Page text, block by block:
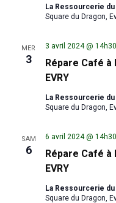
La Ressourcerie
Square du Dragon,
MER
3
Répare Café
EVRY
3 avril 2024 @ 14h30
La Ressourcerie
Square du Dragon,
SAM
6
Répare Café
EVRY
6 avril 2024 @ 14h30
La Ressourcerie
Square du Dragon,